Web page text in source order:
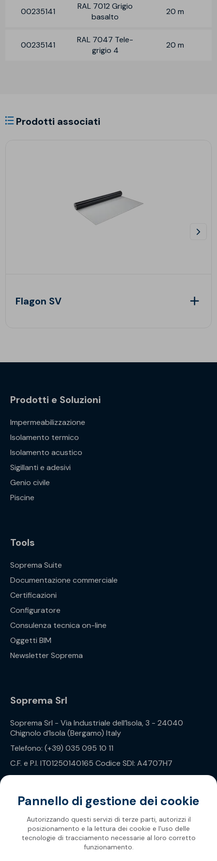
00235141
RAL 7012 Grigio
basalto
20 m
00235141
RAL 7047 Tele-
grigio 4
20 m
Prodotti associati
Flagon SV
Prodotti e Soluzioni
Impermeabilizzazione
Isolamento termico
Isolamento acustico
Sigillanti e adesivi
Genio civile
Piscine
Tools
Soprema Suite
Documentazione commerciale
Certificazioni
Configuratore
Consulenza tecnica on-line
Oggetti BIM
Newsletter Soprema
Soprema Srl
Soprema Srl - Via Industriale dell’Isola, 3 - 24040
Chignolo d’Isola (Bergamo) Italy
Telefono: (+39) 035 095 10 11
C.F. e P.I. IT01250140165 Codice SDI: A4707H7
Privacy Policy
Pannello di gestione dei cookie
Autorizzando questi servizi di terze parti, autorizzi il
posizionamento e la lettura dei cookie e l'uso delle
tecnologie di tracciamento necessarie al loro corretto
funzionamento.